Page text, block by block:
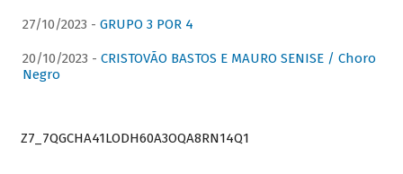
27/10/2023 - GRUPO 3 POR 4
20/10/2023 - CRISTOVÃO BASTOS E MAURO SENISE / Choro
Negro
Z7_7QGCHA41LODH60A3OQA8RN14Q1